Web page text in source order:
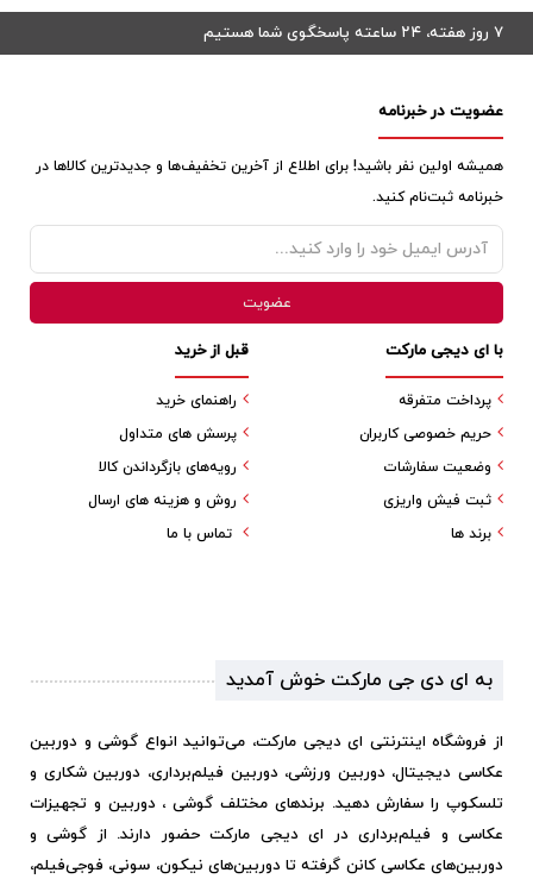
۷ روز هفته، ۲۴ ساعته پاسخگوی شما هستیم
عضویت در خبرنامه
همیشه اولین نفر باشید! برای اطلاع از آخرین تخفیف‌ها و جدیدترین کالاها در
خبرنامه ثبت‌نام کنید.
قبل از خرید
راهنمای خرید
پرسش های متداول
رویه‌های بازگرداندن کالا
روش و هزینه های ارسال
تماس با ما
با ای دیجی مارکت
پرداخت متفرقه
حریم خصوصی کاربران
وضعیت سفارشات
ثبت فیش واریزی
برند ها
به ای دی جی مارکت خوش آمدید
از فروشگاه اینترنتی ای دیجی مارکت، می‌توانید انواع گوشی و دوربین
عکاسی دیجیتال، دوربین ورزشی، دوربین فیلم‌برداری، دوربین شکاری و
تلسکوپ را سفارش دهید. برندهای مختلف گوشی ، دوربین و تجهیزات
عکاسی و فیلم‌برداری در ای دیجی مارکت حضور دارند. از گوشی و
دوربین‌های عکاسی کانن گرفته تا دوربین‌های نیکون، سونی، فوجی‌فیلم،